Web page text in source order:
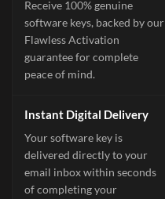
Receive 100% genuine
software keys, backed by our
Flawless Activation
guarantee for complete
peace of mind.
Instant Digital Delivery
Your software key is
delivered directly to your
email inbox within seconds
of completing your